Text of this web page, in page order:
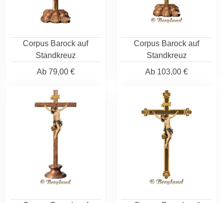
Corpus Barock auf
Standkreuz
Ab79,00 €
Corpus Barock auf
Standkreuz
Ab 103,00 €